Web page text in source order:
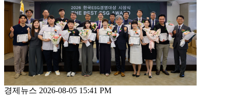
경제뉴스 2026-08-05 15:41 PM